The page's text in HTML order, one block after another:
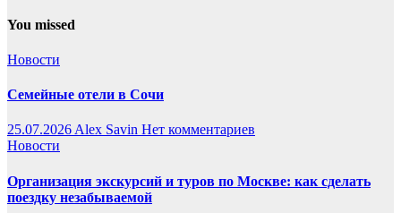
You missed
Новости
Семейные отели в Сочи
25.07.2026Alex Savin Нет комментариев
Новости
Организация экскурсий и туров по Москве: как сделать
поездку незабываемой